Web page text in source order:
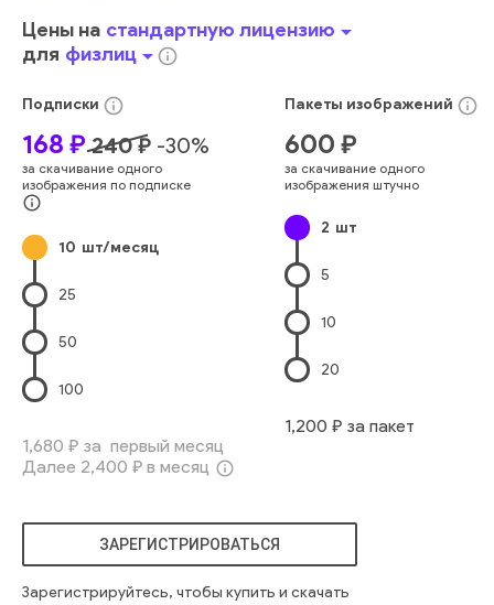
Цены на стандартную лицензиюarrow_drop_down
для физлицarrow_drop_downinfo_outline
Подписки info_outline
168 ₽ 240₽ -30%
за скачивание одного
изображения по подписке
info_outline
10 шт/месяц
25
50
100
1,680 ₽ за первый месяц
Далее 2,400 ₽ в месяц info_outline
Пакеты изображений info_outline
600 ₽
за скачивание одного
изображения штучно
2 шт
5
10
20
1,200 ₽ за пакет
ЗАРЕГИСТРИРОВАТЬСЯ
Зарегистрируйтесь, чтобы купить и скачать